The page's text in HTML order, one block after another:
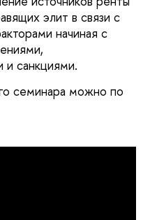
элит в связи с
начиная с
и санкциями.
семинара можно по